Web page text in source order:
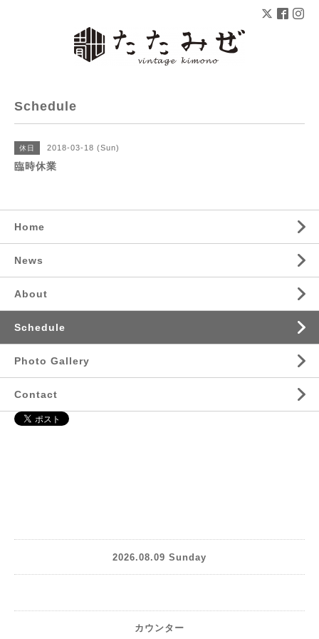
Schedule
休日 2018-03-18 (Sun)
臨時休業
Home
News
About
Schedule
Photo Gallery
Contact
2026.08.09 Sunday
カウンター